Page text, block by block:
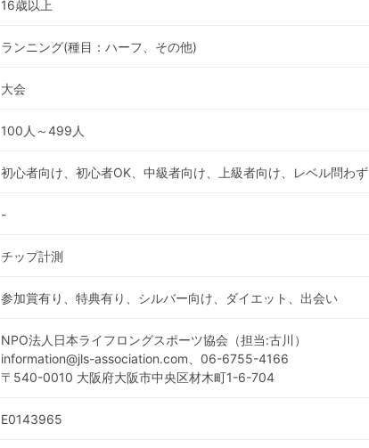
16歳以上
ランニング(種目：ハーフ、その他)
大会
100人～499人
初心者向け、初心者OK、中級者向け、上級者向け、レベル問わず
-
チップ計測
参加賞有り、特典有り、シルバー向け、ダイエット、出会い
NPO法人日本ライフロングスポーツ協会（担当:古川）
information@jls-association.com、06-6755-4166
〒540-0010 大阪府大阪市中央区材木町1-6-704
E0143965